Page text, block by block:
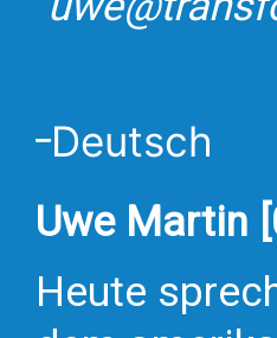
Deutsch
Uwe Martin
Heute